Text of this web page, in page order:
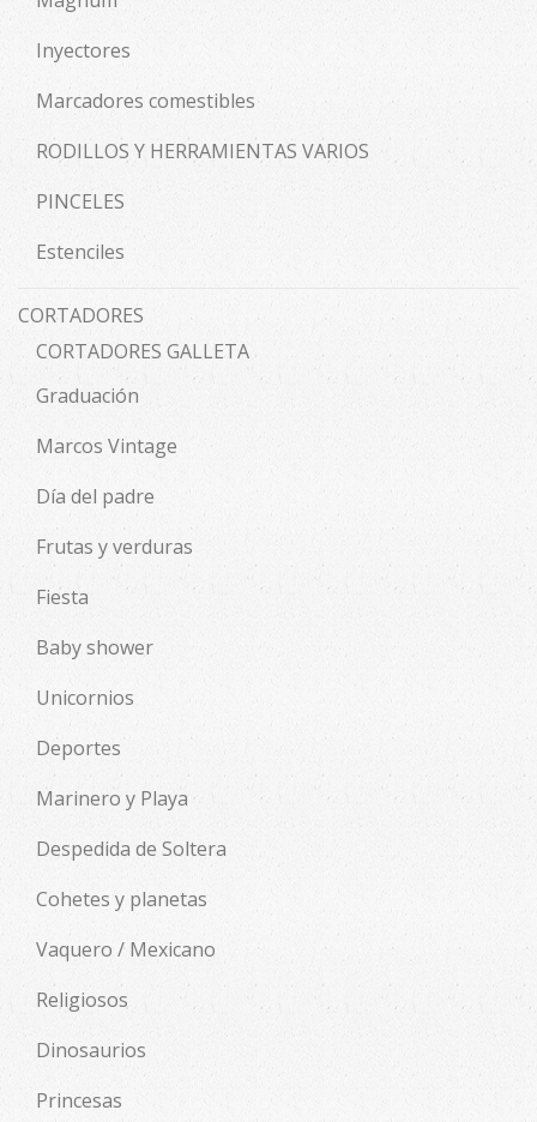
Inyectores
Marcadores comestibles
RODILLOS Y HERRAMIENTAS VARIOS
PINCELES
Estenciles
CORTADORES
CORTADORES GALLETA
Graduación
Marcos Vintage
Día del padre
Frutas y verduras
Fiesta
Baby shower
Unicornios
Deportes
Marinero y Playa
Despedida de Soltera
Cohetes y planetas
Vaquero / Mexicano
Religiosos
Dinosaurios
Princesas